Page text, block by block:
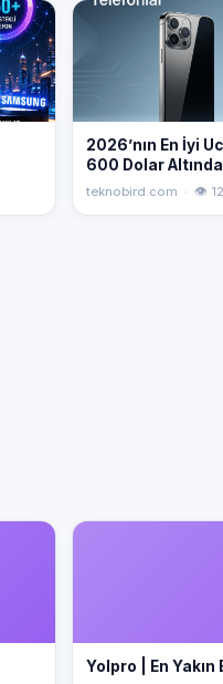
2026’nın En İyi
600 Dolar
Çekiyor
teknobird.com · 👁 12
Yolpro | En